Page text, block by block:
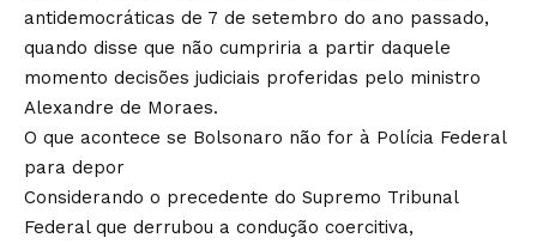
antidemocráticas de 7 de setembro do ano passado,
quando disse que não cumpriria a partir daquele
momento decisões judiciais proferidas pelo ministro
Alexandre de Moraes.
O que acontece se Bolsonaro não for à Polícia Federal
para depor
Considerando o precedente do Supremo Tribunal
Federal que derrubou a condução coercitiva,